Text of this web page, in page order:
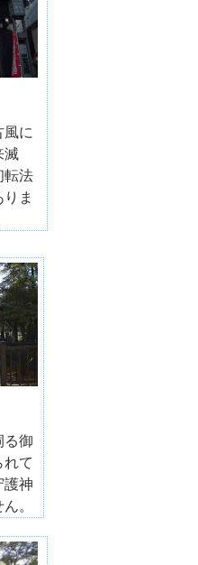
風に
滅
転法
ま
る御
れて
護神
。